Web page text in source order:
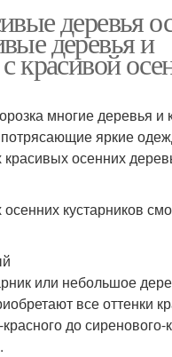
деревья
деревья и
красивой
многие деревья и
яркие
осенних
кустарников
или небольшое
все оттенки
до сиренового-